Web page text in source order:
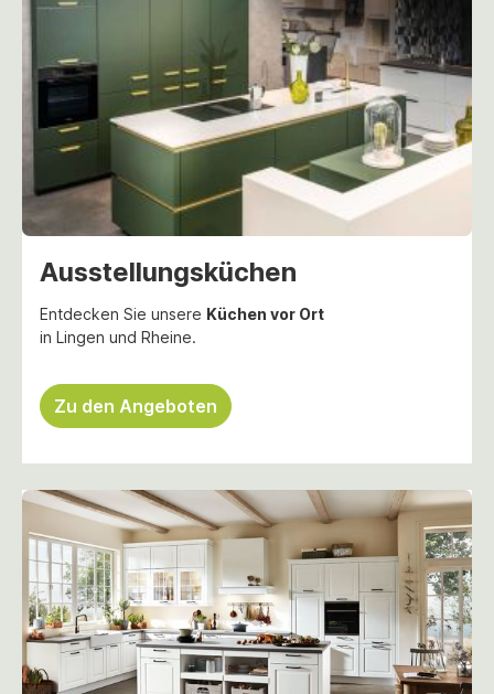
Ausstellungsküchen
Entdecken Sie unsere Küchen vor Ort
in Lingen und Rheine.
Zu den Angeboten